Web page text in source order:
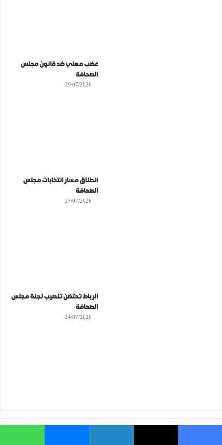
غضب مهني ضد قانون مجلس
الصحافة
29/07/2026
انطلاق مسار انتخابات مجلس
الصحافة
27/07/2026
الرباط تحتضن تنصيب لجنة مجلس
الصحافة
24/07/2026